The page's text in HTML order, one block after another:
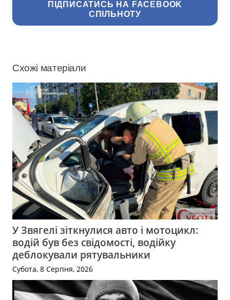
ПІДПИСАТИСЬ НА FACEBOOK
СПІЛЬНОТУ
Схожі матеріали
У Звягелі зіткнулися авто і мотоцикл:
водій був без свідомості, водійку
деблокували рятувальники
Субота, 8 Серпня, 2026